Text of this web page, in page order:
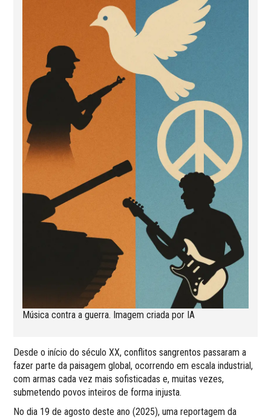
Música contra a guerra. Imagem criada por IA
Desde o início do século XX, conflitos sangrentos passaram a
fazer parte da paisagem global, ocorrendo em escala industrial,
com armas cada vez mais sofisticadas e, muitas vezes,
submetendo povos inteiros de forma injusta.
No dia 19 de agosto deste ano (2025), uma reportagem da